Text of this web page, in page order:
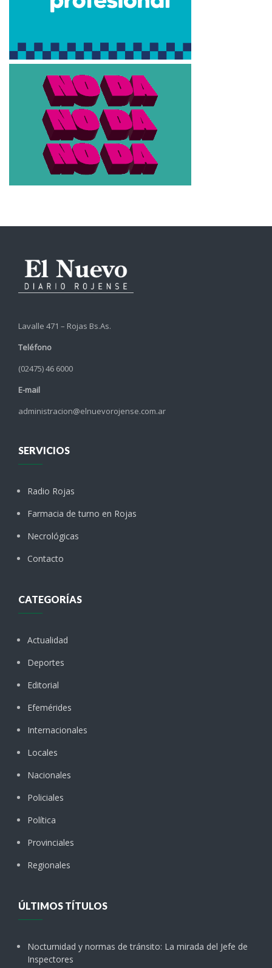
Lavalle 471 – Rojas Bs.As.
Teléfono
(02475) 46 6000
E-mail
administracion@elnuevorojense.com.ar
SERVICIOS
Radio Rojas
Farmacia de turno en Rojas
Necrológicas
Contacto
CATEGORÍAS
Actualidad
Deportes
Editorial
Efemérides
Internacionales
Locales
Nacionales
Policiales
Política
Provinciales
Regionales
ÚLTIMOS TÍTULOS
Nocturnidad y normas de tránsito: La mirada del Jefe de
Inspectores